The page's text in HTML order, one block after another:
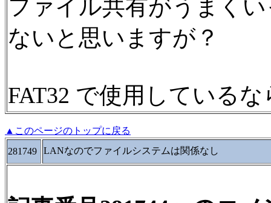
ファイル共有がうまく
ないと思いますが？
FAT32 で使用している
▲このページのトップに戻る
281749
LANなのでファイルシステムは関係なし